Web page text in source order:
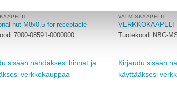
nut M8x0,5 for receptacle
7000-08591-0000000
sisään nähdäksesi hinnat ja
verkkokauppaa
VALMISKAAPELIT
VERKKOKAAPELI
Tuotekoodi NBC-
Kirjaudu sisään
käyttääksesi